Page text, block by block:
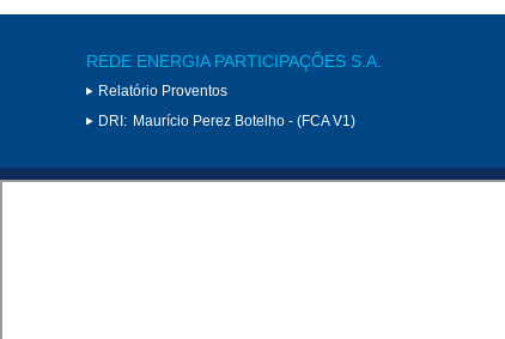
REDE ENERGIA PARTICIPAÇÕES S.A.
Relatório Proventos
DRI: Maurício Perez Botelho - (FCA V1)